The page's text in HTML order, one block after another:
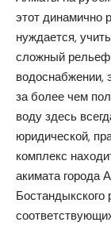
этот динамично
нуждается,
сложный рельеф
водоснабжении,
за более чем
воду здесь
юридической,
комплекс
акимата города
Бостандыкского